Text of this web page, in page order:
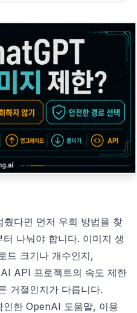
다면 먼저 우회 방법을 찾
나눠야 합니다. 이미지 생
드 크기나 개수인지,
API 프로젝트의 속도 제한
거절인지가 다릅니다.
한 OpenAI 도움말, 이용